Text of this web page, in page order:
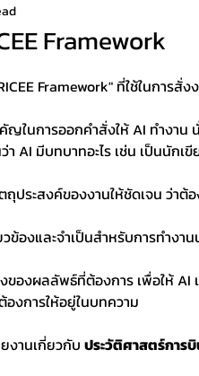
Framework
Framework" ที่ใช้ในการสั่ง
ญในการออกคำสั่งให้ AI ทำงาน
า AI มีบทบาทอะไร เช่น เป็นนัก
ประสงค์ของงานให้ชัดเจน ว่าต้
องและจำเป็นสำหรับการทำงา
องผลลัพธ์ที่ต้องการ เพื่อให้ AI
องการให้อยู่ในบทความ
งานเกี่ยวกับ ประวัติศาสตร์การ